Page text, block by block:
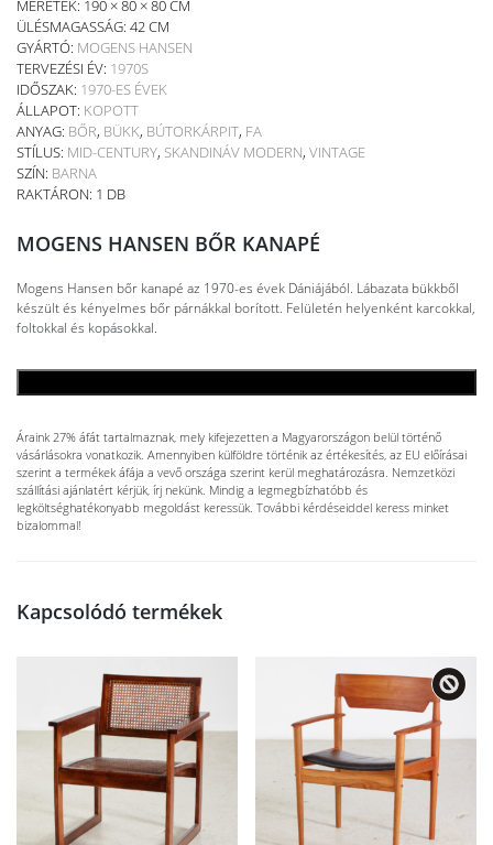
MÉRETEK: 190 × 80 × 80 CM
ÜLÉSMAGASSÁG: 42 CM
GYÁRTÓ: MOGENS HANSEN
TERVEZÉSI ÉV: 1970S
IDŐSZAK: 1970-ES ÉVEK
ÁLLAPOT: KOPOTT
ANYAG: BŐR, BÜKK, BÚTORKÁRPIT, FA
STÍLUS: MID-CENTURY, SKANDINÁV MODERN, VINTAGE
SZÍN: BARNA
RAKTÁRON: 1 DB
MOGENS HANSEN BŐR KANAPÉ
Mogens Hansen bőr kanapé az 1970-es évek Dániájából. Lábazata bükkből
készült és kényelmes bőr párnákkal borított. Felületén helyenként karcokkal,
foltokkal és kopásokkal.
Áraink 27% áfát tartalmaznak, mely kifejezetten a Magyarországon belül történő
vásárlásokra vonatkozik. Amennyiben külföldre történik az értékesítés, az EU előírásai
szerint a termékek áfája a vevő országa szerint kerül meghatározásra. Nemzetközi
szállítási ajánlatért kérjük, írj nekünk. Mindig a legmegbízhatóbb és
legköltséghatékonyabb megoldást keressük. További kérdéseiddel keress minket
bizalommal!
Kapcsolódó termékek